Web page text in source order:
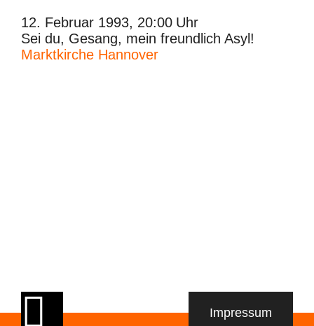
12. Februar 1993, 20:00 Uhr
Sei du, Gesang, mein freundlich Asyl!
Marktkirche Hannover
Impressum